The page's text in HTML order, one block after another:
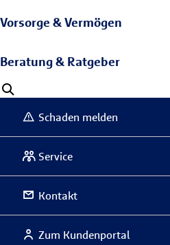
Vorsorge & Vermögen
Beratung & Ratgeber
Schaden melden
Service
Kontakt
Zum Kundenportal